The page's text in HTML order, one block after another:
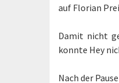
auf Florian
Damit nicht
konnte Hey
Nach der